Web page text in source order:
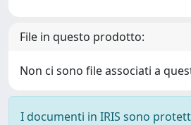
File in questo prodotto:
Non ci sono file associati a
I documenti in IRIS sono